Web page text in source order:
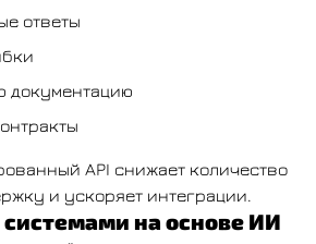
ответы
документацию
API снижает количество
и ускоряет интеграции.
системами на основе ИИ